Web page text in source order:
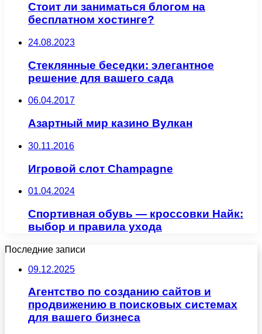
Стоит ли заниматься блогом на
бесплатном хостинге?
24.08.2023
Стеклянные беседки: элегантное
решение для вашего сада
06.04.2017
Азартный мир казино Вулкан
30.11.2016
Игровой слот Champagne
01.04.2024
Спортивная обувь — кроссовки Найк:
выбор и правила ухода
Последние записи
09.12.2025
Агентство по созданию сайтов и
продвижению в поисковых системах
для вашего бизнеса